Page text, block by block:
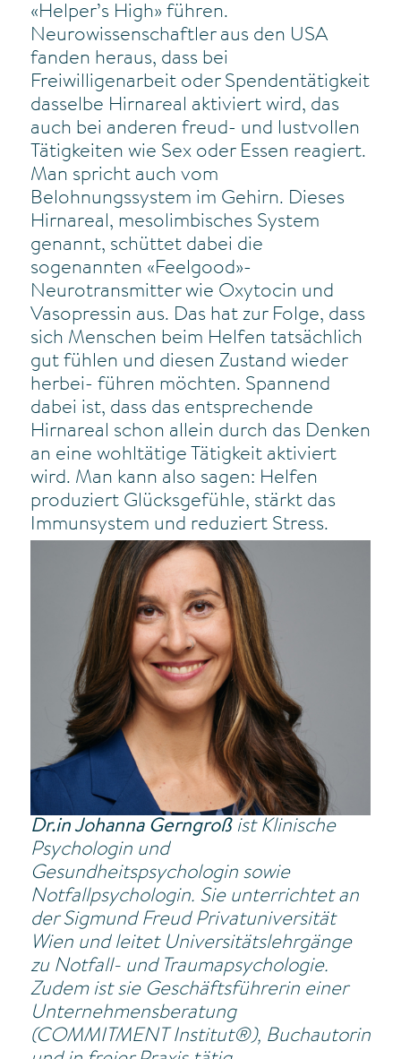
«Helper’s High» führen.
Neurowissenschaftler aus den USA
fanden heraus, dass bei
Freiwilligenarbeit oder Spendentätigkeit
dasselbe Hirnareal aktiviert wird, das
auch bei anderen freud- und lustvollen
Tätigkeiten wie Sex oder Essen reagiert.
Man spricht auch vom
Belohnungssystem im Gehirn. Dieses
Hirnareal, mesolimbisches System
genannt, schüttet dabei die
sogenannten «Feelgood»-
Neurotransmitter wie Oxytocin und
Vasopressin aus. Das hat zur Folge, dass
sich Menschen beim Helfen tatsächlich
gut fühlen und diesen Zustand wieder
herbei- führen möchten. Spannend
dabei ist, dass das entsprechende
Hirnareal schon allein durch das Denken
an eine wohltätige Tätigkeit aktiviert
wird. Man kann also sagen: Helfen
produziert Glücksgefühle, stärkt das
Immunsystem und reduziert Stress.
Dr.in Johanna Gerngroßist Klinische
Psychologin und
Gesundheitspsychologin sowie
Notfallpsychologin. Sie unterrichtet an
der Sigmund Freud Privatuniversität
Wien und leitet Universitätslehrgänge
zu Notfall- und Traumapsychologie.
Zudem ist sie Geschäftsführerin einer
Unternehmensberatung
(COMMITMENT Institut®), Buchautorin